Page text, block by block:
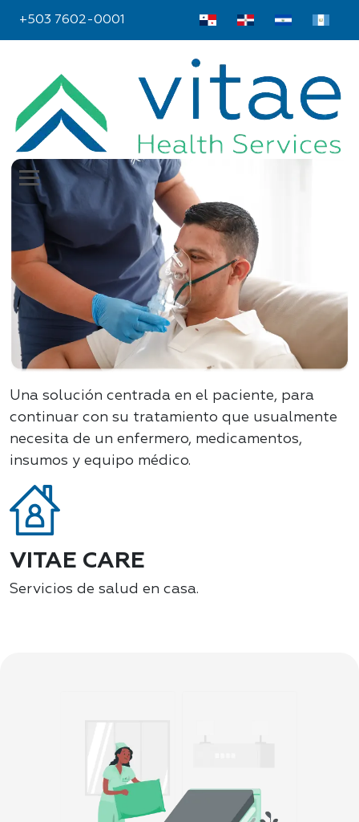
+503 7602-0001
VITAE CARE
Servicios de salud en casa.
Una solución centrada en el paciente, para
continuar con su tratamiento que usualmente
necesita de un enfermero, medicamentos,
insumos y equipo médico.